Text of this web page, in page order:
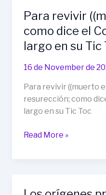
descuento
en
el
Pack
Completo
en
cualquier
producto
usando
Para revivir
como dice el
largo en su Tic
16 de November de
Para revivir ((muerto
resurección; como
largo en su Tic Toc
Para
Read More »